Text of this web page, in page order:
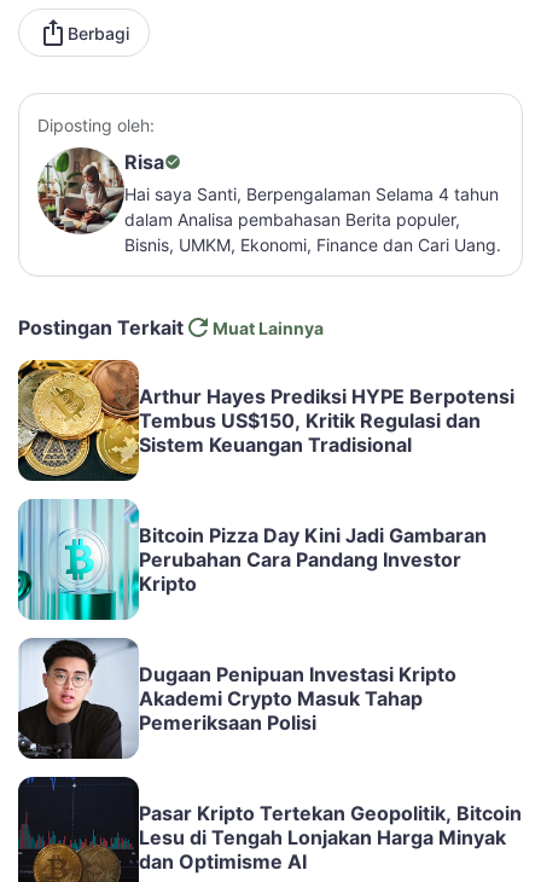
Berbagi
Diposting oleh:
Risa
Hai saya Santi, Berpengalaman Selama 4 tahun
dalam Analisa pembahasan Berita populer,
Bisnis, UMKM, Ekonomi, Finance dan Cari Uang.
Postingan Terkait Muat Lainnya
Arthur Hayes Prediksi HYPE Berpotensi
Tembus US$150, Kritik Regulasi dan
Sistem Keuangan Tradisional
Bitcoin Pizza Day Kini Jadi Gambaran
Perubahan Cara Pandang Investor
Kripto
Dugaan Penipuan Investasi Kripto
Akademi Crypto Masuk Tahap
Pemeriksaan Polisi
Pasar Kripto Tertekan Geopolitik, Bitcoin
Lesu di Tengah Lonjakan Harga Minyak
dan Optimisme AI